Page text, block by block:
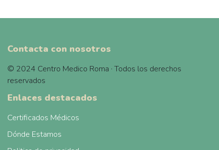
Contacta con nosotros
© 2024 Centro Medico Roma · Todos los derechos
reservados
Enlaces destacados
Certificados Médicos
Dónde Estamos